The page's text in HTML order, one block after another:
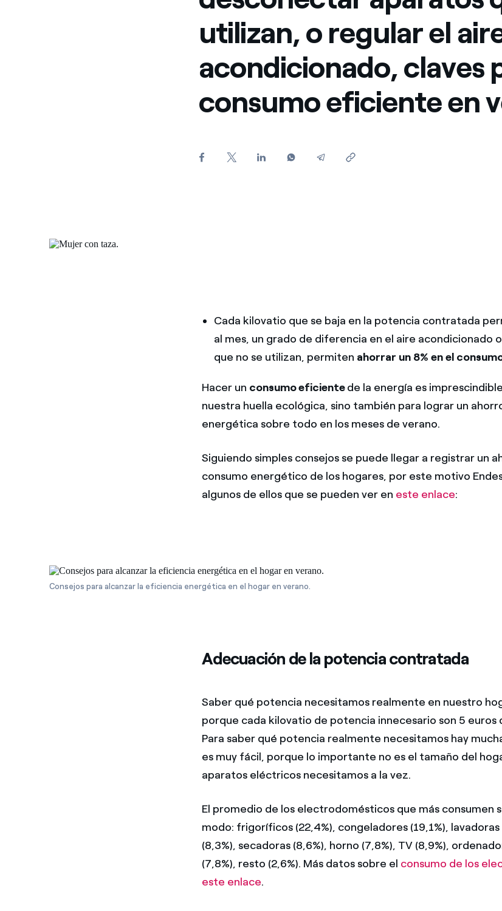
Ofertas para autónomos y Pymes
¿Gestionas varias comunidades de
utilizan, o regular el
acondicionado, claves
consumo eficiente en
Cada kilovatio que se baja en la potencia contratada
al mes, un grado de diferencia en el aire acondicionado
que no se utilizan, permiten ahorrar un 8% en el
Hacer un consumo eficientede la energía es
nuestra huella ecológica, sino también para lograr un
energética sobre todo en los meses de verano.
Siguiendo simples consejos se puede llegar a registrar un
consumo energético de los hogares, por este motivo
algunos de ellos que se pueden ver en este enlace:
Consejos para alcanzar la eficiencia energética en el hogar en verano.
Adecuación de la potencia contratada
Saber qué potencia necesitamos realmente en nuestro
porque cada kilovatio de potencia innecesario son 5 euros
Para saber qué potencia realmente necesitamos hay
es muy fácil, porque lo importante no es el tamaño del
aparatos eléctricos necesitamos a la vez.
El promedio de los electrodomésticos que más consumen
modo: frigoríficos (22,4%), congeladores (19,1%), lavadoras
(8,3%), secadoras (8,6%), horno (7,8%), TV (8,9%),
(7,8%), resto (2,6%). Más datos sobre el consumo de los
este enlace.